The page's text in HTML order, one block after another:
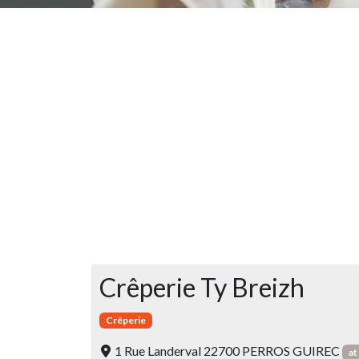
Crêperie Ty Breizh
Crêperie
1 Rue Landerval 22700 PERROS GUIREC at